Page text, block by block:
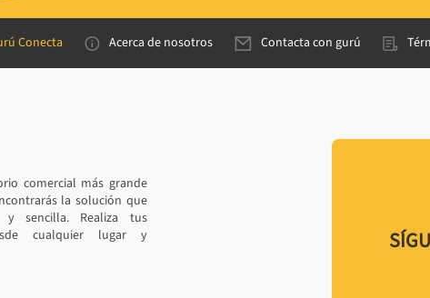
Conecta Acerca de nosotros Contacta con gurú
comercial más grande
la solución que
sencilla. Realiza tus
cualquier lugar y